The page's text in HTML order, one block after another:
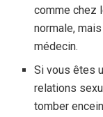
comme chez
normale,
médecin.
Si vous êtes
relations
tomber